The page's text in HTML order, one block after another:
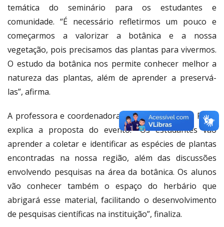
temática do seminário para os estudantes e
comunidade. “É necessário refletirmos um pouco e
começarmos a valorizar a botânica e a nossa
vegetação, pois precisamos das plantas para vivermos.
O estudo da botânica nos permite conhecer melhor a
natureza das plantas, além de aprender a preservá-
las”, afirma.
A professora e coordenadora do seminário, Iane Rego
explica a proposta do evento. “Os estudantes vão
aprender a coletar e identificar as espécies de plantas
encontradas na nossa região, além das discussões
envolvendo pesquisas na área da botânica. Os alunos
vão conhecer também o espaço do herbário que
abrigará esse material, facilitando o desenvolvimento
de pesquisas científicas na instituição”, finaliza.